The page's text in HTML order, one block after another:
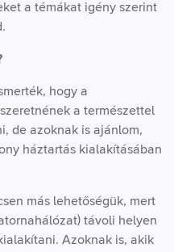
a témákat igény szerint
hogy a
a természettel
de azoknak is ajánlom,
háztartás kialakításában
más lehetőségük, mert
távoli helyen
Azoknak is, akik